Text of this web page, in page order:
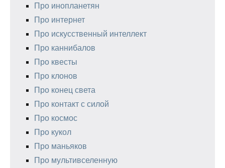
Про инопланетян
Про интернет
Про искусственный интеллект
Про каннибалов
Про квесты
Про клонов
Про конец света
Про контакт с силой
Про космос
Про кукол
Про маньяков
Про мультивселенную